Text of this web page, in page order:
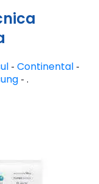
- Continental -
- .